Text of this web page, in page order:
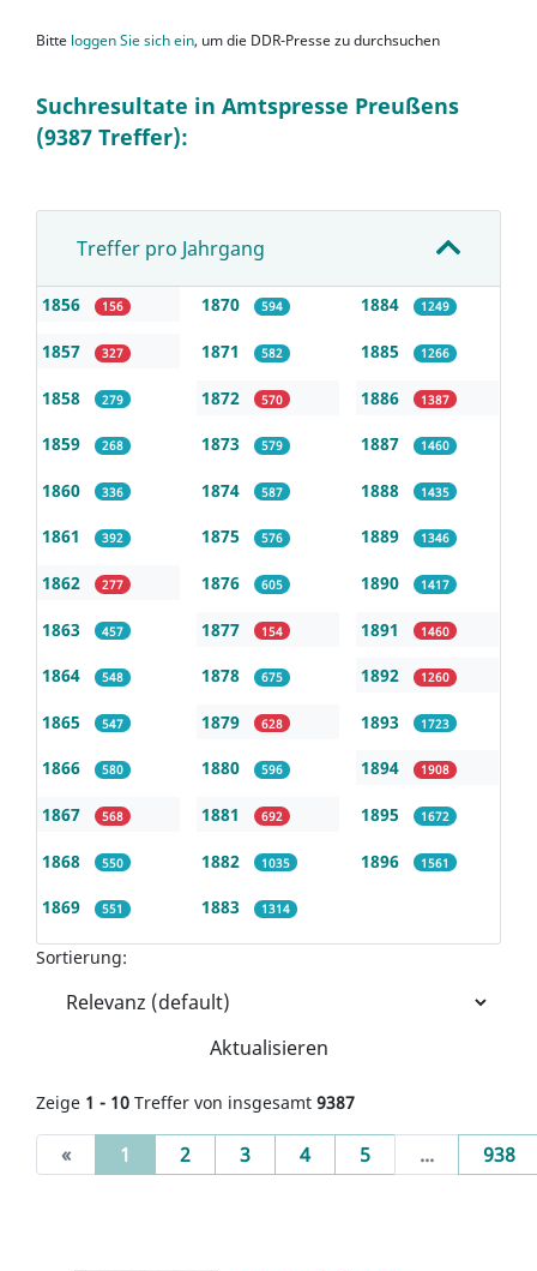
Bitte loggen Sie sich ein, um die DDR-Presse zu durchsuchen
Suchresultate in Amtspresse Preußens
(9387 Treffer):
Treffer pro Jahrgang
1856 156
1857 327
1858 279
1859 268
1860 336
1861 392
1862 277
1863 457
1864 548
1865 547
1866 580
1867 568
1868 550
1869 551
1870 594
1871 582
1872 570
1873 579
1874 587
1875 576
1876 605
1877 154
1878 675
1879 628
1880 596
1881 692
1882 1035
1883 1314
1884 1249
1885 1266
1886 1387
1887 1460
1888 1435
1889 1346
1890 1417
1891 1460
1892 1260
1893 1723
1894 1908
1895 1672
1896 1561
Sortierung:
Aktualisieren
Zeige 1 - 10 Treffer von insgesamt 9387
« 1 (current)
2 3 4 5 ... 938